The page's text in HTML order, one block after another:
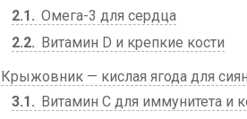
2.1
Омега-3 для сердца
2.2
Витамин D и крепкие кости
Крыжовник — кислая ягода для
3.1
Витамин С для иммунитета и